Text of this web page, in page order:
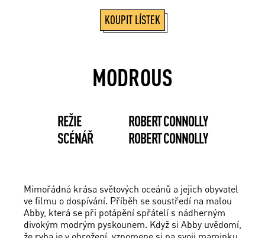
KOUPIT LÍSTEK
MODROUS
REŽIE
ROBERT CONNOLLY
SCÉNÁŘ
ROBERT CONNOLLY
Mimořádná krása světových oceánů a jejich obyvatel
ve filmu o dospívání. Příběh se soustředí na malou
Abby, která se při potápění spřátelí s nádherným
divokým modrým pyskounem. Když si Abby uvědomí,